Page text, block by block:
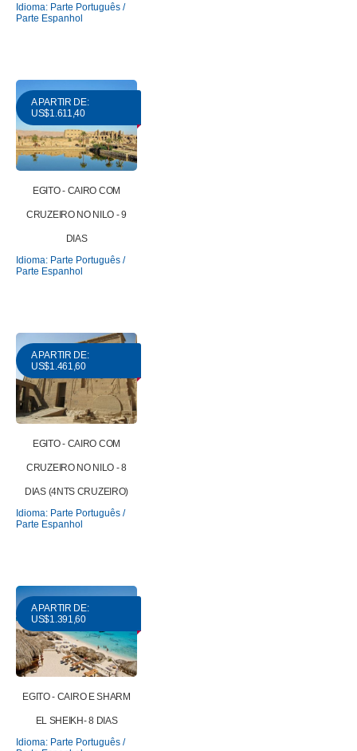
Idioma: Parte Português /
Parte Espanhol
A PARTIR DE:
US$1.611,40
EGITO - CAIRO COM
CRUZEIRO NO NILO - 9
DIAS
Idioma: Parte Português /
Parte Espanhol
A PARTIR DE:
US$1.461,60
EGITO - CAIRO COM
CRUZEIRO NO NILO - 8
DIAS (4NTS CRUZEIRO)
Idioma: Parte Português /
Parte Espanhol
A PARTIR DE:
US$1.391,60
EGITO - CAIRO E SHARM
EL SHEIKH- 8 DIAS
Idioma: Parte Português /